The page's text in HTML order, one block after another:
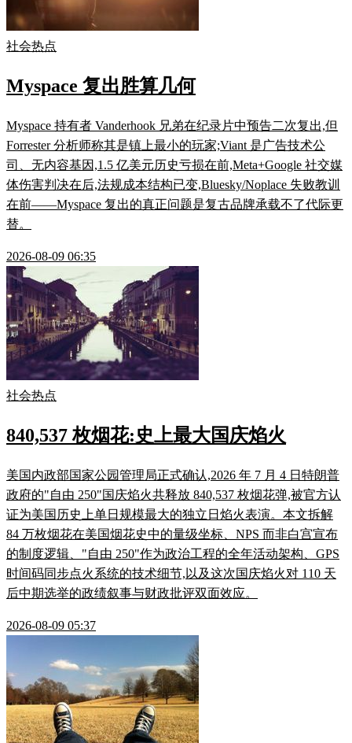
社会热点
Myspace 复出胜算几何
Myspace 持有者 Vanderhook 兄弟在纪录片中预告二次复出,但
Forrester 分析师称其是镇上最小的玩家;Viant 是广告技术公
司、无内容基因,1.5 亿美元历史亏损在前,Meta+Google 社交媒
体伤害判决在后,法规成本结构已变,Bluesky/Noplace 失败教训
在前——Myspace 复出的真正问题是复古品牌承载不了代际更
替。
2026-08-09 06:35
社会热点
840,537 枚烟花:史上最大国庆焰火
美国内政部国家公园管理局正式确认,2026 年 7 月 4 日特朗普
政府的"自由 250"国庆焰火共释放 840,537 枚烟花弹,被官方认
证为美国历史上单日规模最大的独立日焰火表演。本文拆解
84 万枚烟花在美国烟花史中的量级坐标、NPS 而非白宫宣布
的制度逻辑、"自由 250"作为政治工程的全年活动架构、GPS
时间码同步点火系统的技术细节,以及这次国庆焰火对 110 天
后中期选举的政绩叙事与财政批评双面效应。
2026-08-09 05:37